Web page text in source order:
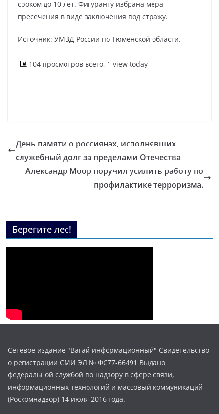
сроком до 10 лет. Фигуранту избрана мера
пресечения в виде заключения под стражу.
Источник: УМВД России по Тюменской области.
104 просмотров всего, 1 view today
День памяти о россиянах, исполнявших
служебный долг за пределами Отечества
Александр Моор поручил усилить работу по
профилактике терроризма.
Берегите лес!
Сетевое издание "Вагай информационный" Свидетельство
о регистрации СМИ ЭЛ № ФС77-66491 Выдано
федеральной службой по надзору в сфере связи,
информационных технологий и массовый коммуникаций
(Роскомнадзор) 14 июля 2016 года.